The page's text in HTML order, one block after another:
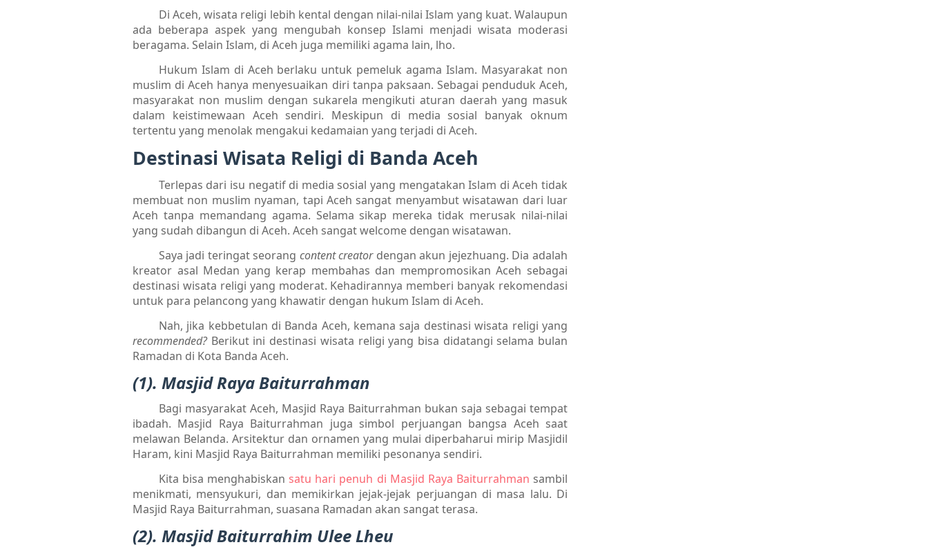
Di Aceh, wisata religi lebih kental dengan nilai-nilai Islam yang kuat. Walaupun
ada beberapa aspek yang mengubah konsep Islami menjadi wisata moderasi
beragama. Selain Islam, di Aceh juga memiliki agama lain, lho.
Hukum Islam di Aceh berlaku untuk pemeluk agama Islam. Masyarakat non
muslim di Aceh hanya menyesuaikan diri tanpa paksaan. Sebagai penduduk Aceh,
masyarakat non muslim dengan sukarela mengikuti aturan daerah yang masuk
dalam keistimewaan Aceh sendiri. Meskipun di media sosial banyak oknum
tertentu yang menolak mengakui kedamaian yang terjadi di Aceh.
Destinasi Wisata Religi di Banda Aceh
Terlepas dari isu negatif di media sosial yang mengatakan Islam di Aceh tidak
membuat non muslim nyaman, tapi Aceh sangat menyambut wisatawan dari luar
Aceh tanpa memandang agama. Selama sikap mereka tidak merusak nilai-nilai
yang sudah dibangun di Aceh. Aceh sangat welcome dengan wisatawan.
Saya jadi teringat seorang content creator dengan akun jejezhuang. Dia adalah
kreator asal Medan yang kerap membahas dan mempromosikan Aceh sebagai
destinasi wisata religi yang moderat. Kehadirannya memberi banyak rekomendasi
untuk para pelancong yang khawatir dengan hukum Islam di Aceh.
Nah, jika kebbetulan di Banda Aceh, kemana saja destinasi wisata religi yang
recommended? Berikut ini destinasi wisata religi yang bisa didatangi selama bulan
Ramadan di Kota Banda Aceh.
(1). Masjid Raya Baiturrahman
Bagi masyarakat Aceh, Masjid Raya Baiturrahman bukan saja sebagai tempat
ibadah. Masjid Raya Baiturrahman juga simbol perjuangan bangsa Aceh saat
melawan Belanda. Arsitektur dan ornamen yang mulai diperbaharui mirip Masjidil
Haram, kini Masjid Raya Baiturrahman memiliki pesonanya sendiri.
Kita bisa menghabiskan satu hari penuh di Masjid Raya Baiturrahman sambil
menikmati, mensyukuri, dan memikirkan jejak-jejak perjuangan di masa lalu. Di
Masjid Raya Baiturrahman, suasana Ramadan akan sangat terasa.
(2). Masjid Baiturrahim Ulee Lheu